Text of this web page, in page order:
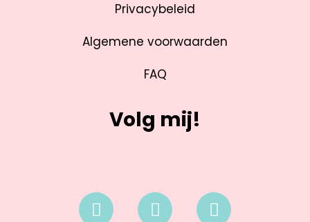
Privacybeleid
Algemene voorwaarden
FAQ
Volg mij!